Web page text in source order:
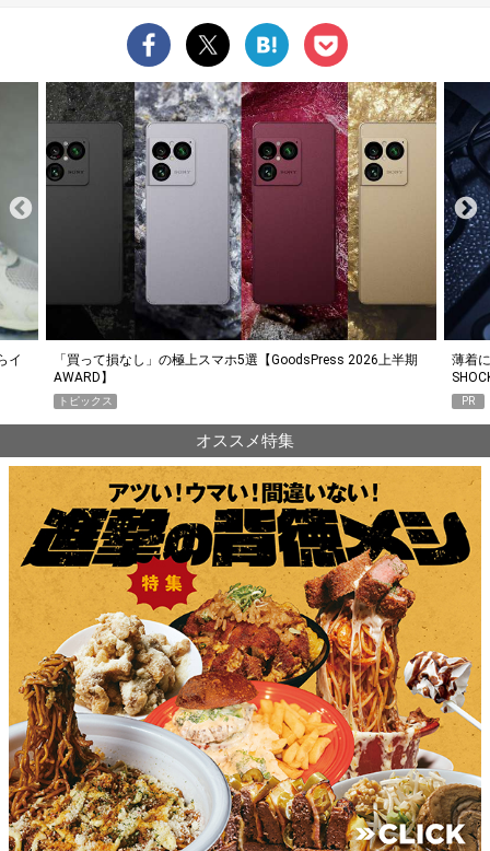
イ
「買って損なし」の極上スマホ5選【GoodsPress 2026上半期
AWARD】
トピックス
薄着
PR
オススメ特集